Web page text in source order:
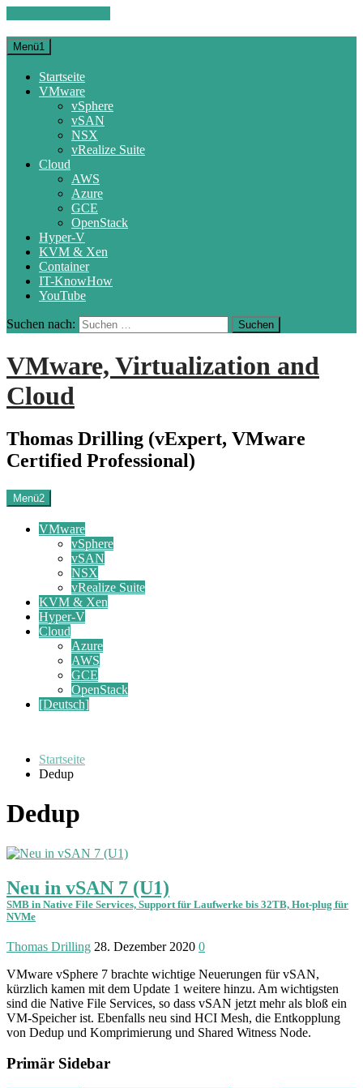
Menü1
Startseite
VMware
vSphere
vSAN
NSX
vRealize Suite
Cloud
AWS
Azure
GCE
OpenStack
Hyper-V
KVM & Xen
Container
IT-KnowHow
YouTube
Suchen nach:
VMware, Virtualization and
Cloud
Thomas Drilling (vExpert, VMware
Certified Professional)
Menü2
VMware
vSphere
vSAN
NSX
vRealize Suite
KVM & Xen
Hyper-V
Cloud
Azure
AWS
GCE
OpenStack
[Deutsch]
Startseite
Dedup
Dedup
Neu in vSAN 7 (U1)
SMB in Native File Services, Support für Laufwerke bis 32TB, Hot-plug für
NVMe
Thomas Drilling 28. Dezember 2020 0
VMware vSphere 7 brachte wichtige Neuerungen für vSAN,
kürzlich kamen mit dem Update 1 weitere hinzu. Am wich­tigsten
sind die Native File Services, so dass vSAN jetzt mehr als bloß ein
VM-Speicher ist. Ebenfalls neu sind HCI Mesh, die Ent­kopplung
von Dedup und Kompri­mierung und Shared Witness Node.
Primär Sidebar